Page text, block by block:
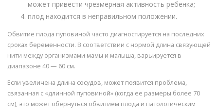
может привести чрезмерная активность ребенка;
плод находится в неправильном положении.
Обвитие плода пуповиной часто диагностируется на последних
сроках беременности. В соответствии с нормой длина связующей
нити между организмами мамы и малыша, варьируется в
диапазоне 40 — 60 см.
Если увеличена длина сосудов, может появится проблема,
связанная с «длинной пуповиной» (когда ее размеры более 70
см), это может обернуться обвитием плода и патологическим